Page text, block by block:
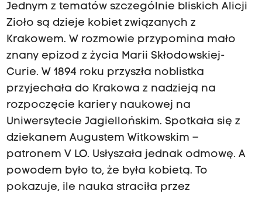
Jednym z tematów szczególnie bliskich Alicji
Zioło są dzieje kobiet związanych z
Krakowem. W rozmowie przypomina mało
znany epizod z życia Marii Skłodowskiej-
Curie. W 1894 roku przyszła noblistka
przyjechała do Krakowa z nadzieją na
rozpoczęcie kariery naukowej na
Uniwersytecie Jagiellońskim. Spotkała się z
dziekanem Augustem Witkowskim –
patronem V LO. Usłyszała jednak odmowę. A
powodem było to, że była kobietą. To
pokazuje, ile nauka straciła przez